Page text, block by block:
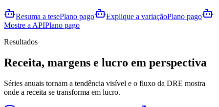
Resuma a tesePlano pago Explique a variaçãoPlano pago
Mostre a APIPlano pago
Resultados
Receita, margens e lucro em perspectiva
Séries anuais tornam a tendência visível e o fluxo da DRE mostra
onde a receita se transforma em lucro.